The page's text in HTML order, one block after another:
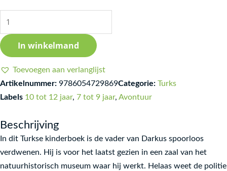
In winkelmand
Toevoegen aan verlanglijst
Artikelnummer: 9786054729869Categorie: Turks
Labels 10 tot 12 jaar, 7 tot 9 jaar, Avontuur
Beschrijving
In dit Turkse kinderboek is de vader van Darkus spoorloos
verdwenen. Hij is voor het laatst gezien in een zaal van het
natuurhistorisch museum waar hij werkt. Helaas weet de politie